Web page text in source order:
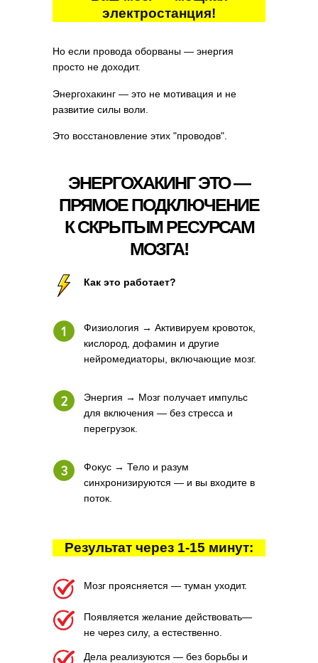
электростанция!
Но если провода оборваны — энергия
просто не доходит.
Энергохакинг — это не мотивация и не
развитие силы воли.
Это восстановление этих "проводов".
ЭНЕРГОХАКИНГ ЭТО —
ПРЯМОЕ ПОДКЛЮЧЕНИЕ
К СКРЫТЫМ РЕСУРСАМ
МОЗГА!
Как это работает?
Физиология → Активируем кровоток,
кислород, дофамин и другие
нейромедиаторы, включающие мозг.
Энергия → Мозг получает импульс
для включения — без стресса и
перегрузок.
Фокус → Тело и разум
синхронизируются — и вы входите в
поток.
Результат через 1-15 минут:
Мозг проясняется — туман уходит.
Появляется желание действовать—
не через силу, а естественно.
Дела реализуются — без борьбы и